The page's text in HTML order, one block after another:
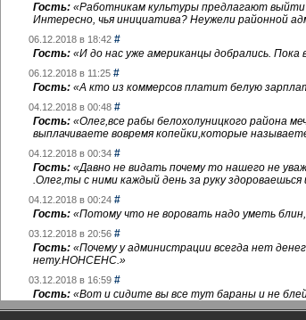
Гость: «Работникам культуры предлагают выйти
Интересно, чья инициатива? Неужели районной
06.12.2018 в 18:42 #
Гость: «И до нас уже американцы добрались. Пока
06.12.2018 в 11:25 #
Гость: «А кто из коммерсов платит белую
04.12.2018 в 00:48 #
Гость: «Олег,все рабы белохолуницкого района
выплачиваете вовремя копейки,которые
04.12.2018 в 00:34 #
Гость: «Давно не видать почему то нашего не
.Олег,ты с ними каждый день за руку здороваешься
04.12.2018 в 00:24 #
Гость: «Потому что не воровать надо уметь
03.12.2018 в 20:56 #
Гость: «Почему у администрации всегда нет
нету.НОНСЕНС.»
03.12.2018 в 16:59 #
Гость: «Вот и сидите вы все тут бараны и не